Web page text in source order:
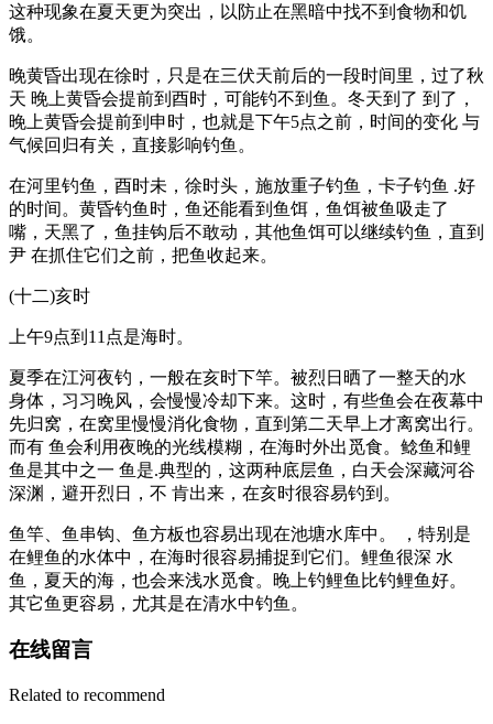
这种现象在夏天更为突出，以防止在黑暗中找不到食物和饥
饿。
晚黄昏出现在徐时，只是在三伏天前后的一段时间里，过了秋
天 晚上黄昏会提前到酉时，可能钓不到鱼。冬天到了 到了，
晚上黄昏会提前到申时，也就是下午5点之前，时间的变化 与
气候回归有关，直接影响钓鱼。
在河里钓鱼，酉时未，徐时头，施放重子钓鱼，卡子钓鱼 .好
的时间。黄昏钓鱼时，鱼还能看到鱼饵，鱼饵被鱼吸走了
嘴，天黑了，鱼挂钩后不敢动，其他鱼饵可以继续钓鱼，直到
尹 在抓住它们之前，把鱼收起来。
(十二)亥时
上午9点到11点是海时。
夏季在江河夜钓，一般在亥时下竿。被烈日晒了一整天的水
身体，习习晚风，会慢慢冷却下来。这时，有些鱼会在夜幕中
先归窝，在窝里慢慢消化食物，直到第二天早上才离窝出行。
而有 鱼会利用夜晚的光线模糊，在海时外出觅食。鲶鱼和鲤
鱼是其中之一 鱼是.典型的，这两种底层鱼，白天会深藏河谷
深渊，避开烈日，不 肯出来，在亥时很容易钓到。
鱼竿、鱼串钩、鱼方板也容易出现在池塘水库中。 ，特别是
在鲤鱼的水体中，在海时很容易捕捉到它们。鲤鱼很深 水
鱼，夏天的海，也会来浅水觅食。晚上钓鲤鱼比钓鲤鱼好。
其它鱼更容易，尤其是在清水中钓鱼。
在线留言
Related to recommend